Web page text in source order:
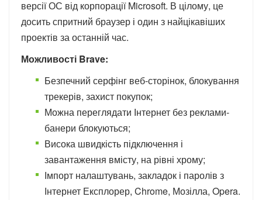
версії ОС від корпорації Microsoft. В цілому, це
досить спритний браузер і один з найцікавіших
проектів за останній час.
Можливості Brave:
Безпечний серфінг веб-сторінок, блокування
трекерів, захист покупок;
Можна переглядати Інтернет без реклами-
банери блокуються;
Висока швидкість підключення і
завантаження вмісту, на рівні хрому;
Імпорт налаштувань, закладок і паролів з
Інтернет Експлорер, Chrome, Мозілла, Opera.